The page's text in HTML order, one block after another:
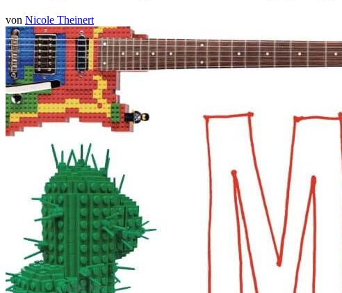
von Nicole Theinert